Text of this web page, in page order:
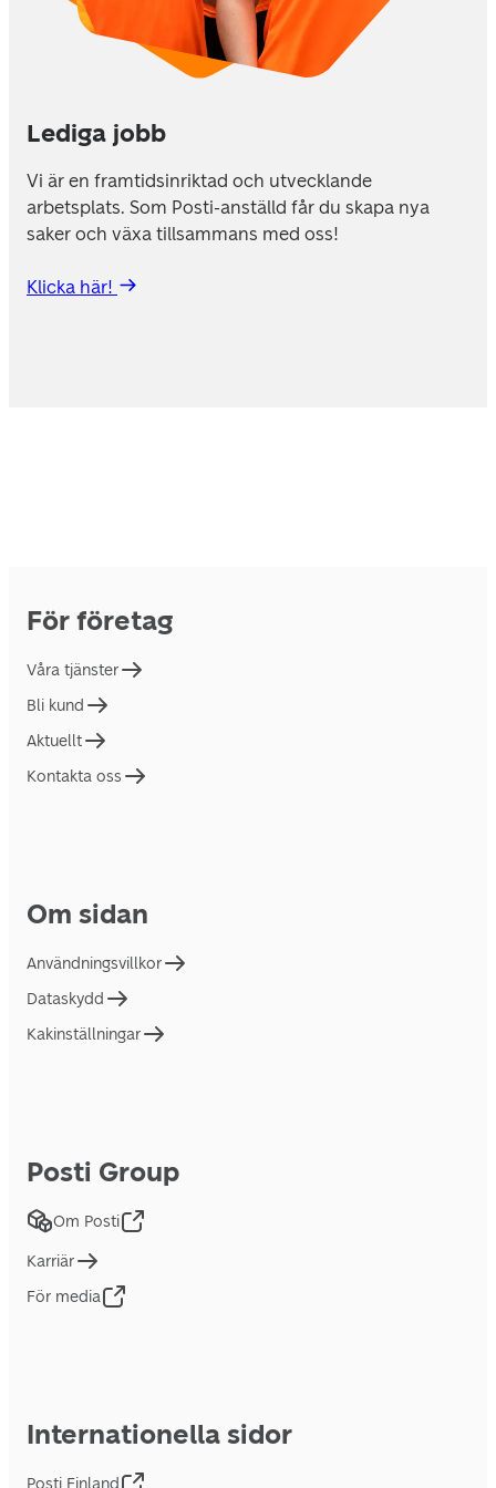
Lediga jobb
Vi är en framtidsinriktad och utvecklande
arbetsplats. Som Posti-anställd får du skapa nya
saker och växa tillsammans med oss!
Klicka här!
För företag
Våra tjänster
Bli kund
Aktuellt
Kontakta oss
Om sidan
Användningsvillkor
Dataskydd
Kakinställningar
Posti Group
Om Posti
Karriär
För media
Internationella sidor
Posti Finland